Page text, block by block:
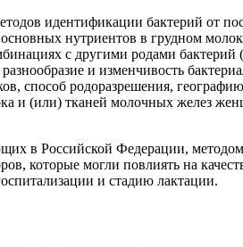
идентификации бактерий от
нутриентов в грудном
с другими родами
и изменчивость
способ родоразрешения,
и (или) тканей молочных желез
в Российской Федерации, методом
которые могли повлиять на
и стадию лактации.